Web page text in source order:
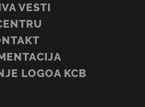
VESTI
LOGOA KCB